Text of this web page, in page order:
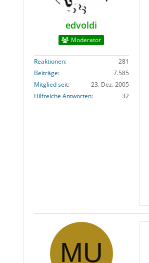
edvoldi
Moderator
Reaktionen
281
Beiträge
7.585
Mitglied seit
23. Dez. 2005
Hilfreiche Antworten
32